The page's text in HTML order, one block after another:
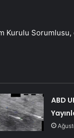
Kurulu
ABD